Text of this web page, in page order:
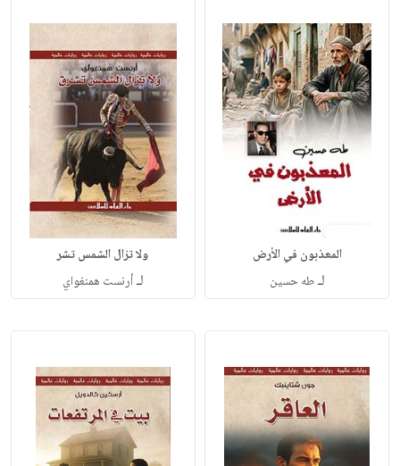
المعذبون في الأرض
لـطه حسين
ولا تزال الشمس تشر
لـأرنست همنغواي